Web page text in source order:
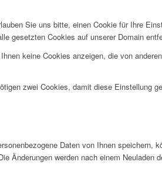
Sie uns bitte, einen Cookie für Ihre
gesetzten Cookies auf unserer Domain
keine Cookies anzeigen, die von
zwei Cookies, damit diese Einstellung
Daten von Ihnen speichern,
Änderungen werden nach einem Neuladen